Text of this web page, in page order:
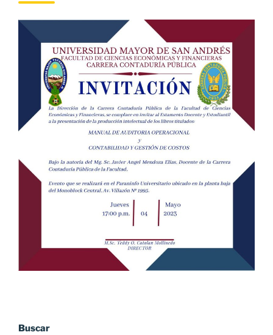
Buscar